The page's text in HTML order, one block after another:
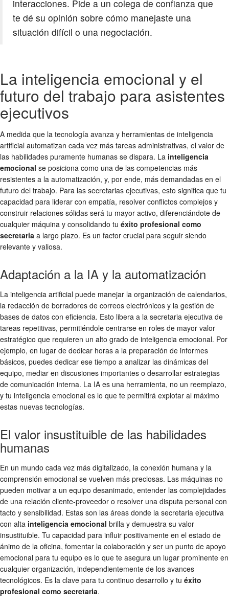
interacciones. Pide a un colega de confianza que
te dé su opinión sobre cómo manejaste una
situación difícil o una negociación.
La inteligencia emocional y el
futuro del trabajo para asistentes
ejecutivos
A medida que la tecnología avanza y herramientas de inteligencia
artificial automatizan cada vez más tareas administrativas, el valor de
las habilidades puramente humanas se dispara. La inteligencia
emocional se posiciona como una de las competencias más
resistentes a la automatización, y, por ende, más demandadas en el
futuro del trabajo. Para las secretarias ejecutivas, esto significa que tu
capacidad para liderar con empatía, resolver conflictos complejos y
construir relaciones sólidas será tu mayor activo, diferenciándote de
cualquier máquina y consolidando tu éxito profesional como
secretaria a largo plazo. Es un factor crucial para seguir siendo
relevante y valiosa.
Adaptación a la IA y la automatización
La inteligencia artificial puede manejar la organización de calendarios,
la redacción de borradores de correos electrónicos y la gestión de
bases de datos con eficiencia. Esto libera a la secretaria ejecutiva de
tareas repetitivas, permitiéndole centrarse en roles de mayor valor
estratégico que requieren un alto grado de inteligencia emocional. Por
ejemplo, en lugar de dedicar horas a la preparación de informes
básicos, puedes dedicar ese tiempo a analizar las dinámicas del
equipo, mediar en discusiones importantes o desarrollar estrategias
de comunicación interna. La IA es una herramienta, no un reemplazo,
y tu inteligencia emocional es lo que te permitirá explotar al máximo
estas nuevas tecnologías.
El valor insustituible de las habilidades
humanas
En un mundo cada vez más digitalizado, la conexión humana y la
comprensión emocional se vuelven más preciosas. Las máquinas no
pueden motivar a un equipo desanimado, entender las complejidades
de una relación cliente-proveedor o resolver una disputa personal con
tacto y sensibilidad. Estas son las áreas donde la secretaria ejecutiva
con alta inteligencia emocional brilla y demuestra su valor
insustituible. Tu capacidad para influir positivamente en el estado de
ánimo de la oficina, fomentar la colaboración y ser un punto de apoyo
emocional para tu equipo es lo que te asegura un lugar prominente en
cualquier organización, independientemente de los avances
tecnológicos. Es la clave para tu continuo desarrollo y tu éxito
profesional como secretaria.